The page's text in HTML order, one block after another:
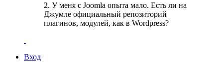
2. У меня с Joomla опыта мало. Есть ли на
Джумле официальный репозиторий
плагинов, модулей, как в Wordpress?
Вход